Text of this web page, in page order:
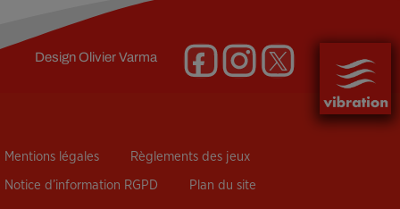
DesignOlivier Varma
Mentions légales Règlements des jeux
Notice d’information RGPD Plan du site